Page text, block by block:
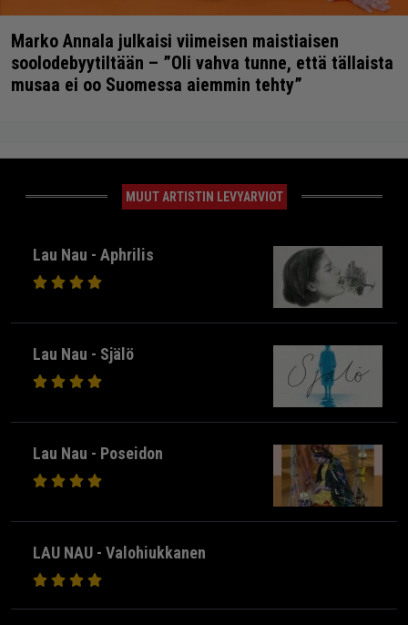
Marko Annala julkaisi viimeisen maistiaisen
soolodebyytiltään – ”Oli vahva tunne, että tällaista
musaa ei oo Suomessa aiemmin tehty”
MUUT ARTISTIN LEVYARVIOT
Lau Nau - Aphrilis
Lau Nau - Själö
Lau Nau - Poseidon
LAU NAU - Valohiukkanen